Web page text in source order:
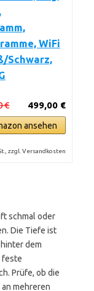
WiFi
Schwarz,
499,00 €
€
ansehen
zzgl. Versandkosten
schmal oder
Die Tiefe ist
dem
feste
Prüfe, ob die
mehreren